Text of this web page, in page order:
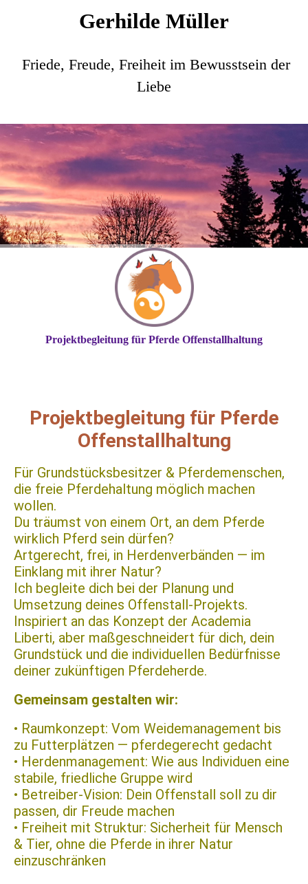
Gerhilde Müller
Friede, Freude, Freiheit im Bewusstsein der
Liebe
Projektbegleitung für Pferde Offenstallhaltung
Projektbegleitung für Pferde
Offenstallhaltung
Für Grundstücksbesitzer & Pferdemenschen,
die freie Pferdehaltung möglich machen
wollen.
Du träumst von einem Ort, an dem Pferde
wirklich Pferd sein dürfen?
Artgerecht, frei, in Herdenverbänden — im
Einklang mit ihrer Natur?
Ich begleite dich bei der Planung und
Umsetzung deines Offenstall-Projekts.
Inspiriert an das Konzept der Academia
Liberti, aber maßgeschneidert für dich, dein
Grundstück und die individuellen Bedürfnisse
deiner zukünftigen Pferdeherde.
Gemeinsam gestalten wir:
• Raumkonzept: Vom Weidemanagement bis
zu Futterplätzen — pferdegerecht gedacht
• Herdenmanagement: Wie aus Individuen eine
stabile, friedliche Gruppe wird
• Betreiber-Vision: Dein Offenstall soll zu dir
passen, dir Freude machen
• Freiheit mit Struktur: Sicherheit für Mensch
& Tier, ohne die Pferde in ihrer Natur
einzuschränken